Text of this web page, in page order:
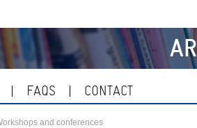
FAQS CONTACT
and conferences